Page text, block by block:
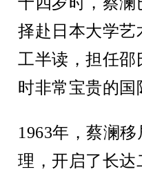
择赴日本大学艺
工半读，担任邵
时非常宝贵的国
1963年，蔡澜
理，开启了长达